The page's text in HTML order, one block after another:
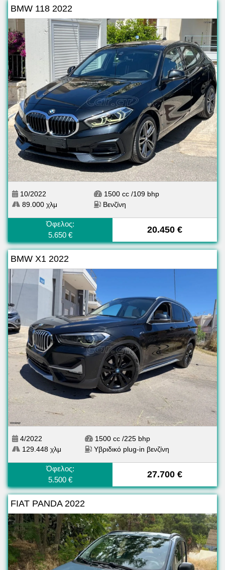
BMW 118 2022
10/2022
89.000 χλμ
1500 cc /109 bhp
Βενζίνη
Όφελος:
5.650 €
20.450 €
BMW X1 2022
4/2022
129.448 χλμ
1500 cc /225 bhp
Υβριδικό plug-in βενζίνη
Όφελος:
5.500 €
27.700 €
FIAT PANDA 2022